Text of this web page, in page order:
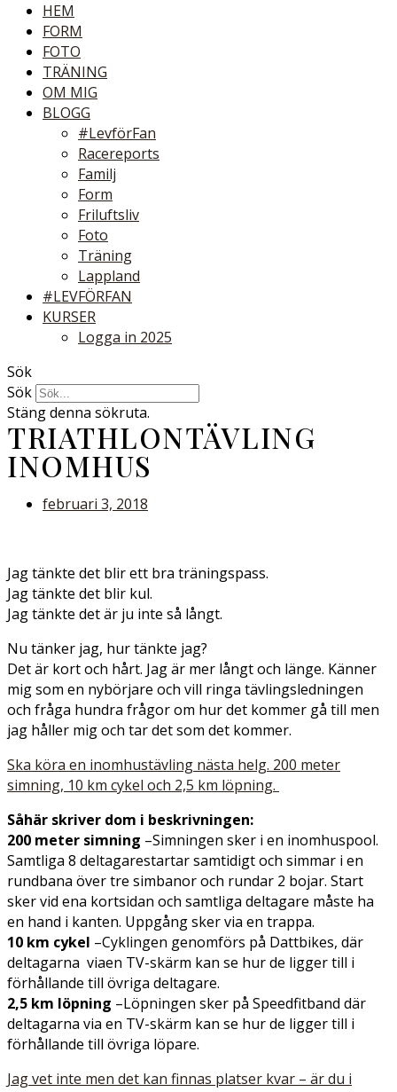
HEM
FORM
FOTO
TRÄNING
OM MIG
BLOGG
#LevförFan
Racereports
Familj
Form
Friluftsliv
Foto
Träning
Lappland
#LEVFÖRFAN
KURSER
Logga in 2025
Sök
Sök
Stäng denna sökruta.
TRIATHLONTÄVLING
INOMHUS
februari 3, 2018
Jag tänkte det blir ett bra träningspass.
Jag tänkte det blir kul.
Jag tänkte det är ju inte så långt.
Nu tänker jag, hur tänkte jag?
Det är kort och hårt. Jag är mer långt och länge. Känner
mig som en nybörjare och vill ringa tävlingsledningen
och fråga hundra frågor om hur det kommer gå till men
jag håller mig och tar det som det kommer.
Ska köra en inomhustävling nästa helg. 200 meter
simning, 10 km cykel och 2,5 km löpning.
Såhär skriver dom i beskrivningen:
200 meter simning –Simningen sker i en inomhuspool.
Samtliga 8 deltagarestartar samtidigt och simmar i en
rundbana över tre simbanor och rundar 2 bojar. Start
sker vid ena kortsidan och samtliga deltagare måste ha
en hand i kanten. Uppgång sker via en trappa.
10 km cykel –Cyklingen genomförs på Dattbikes, där
deltagarna viaen TV-skärm kan se hur de ligger till i
förhållande till övriga deltagare.
2,5 km löpning –Löpningen sker på Speedfitband där
deltagarna via en TV-skärm kan se hur de ligger till i
förhållande till övriga löpare.
Jag vet inte men det kan finnas platser kvar – är du i